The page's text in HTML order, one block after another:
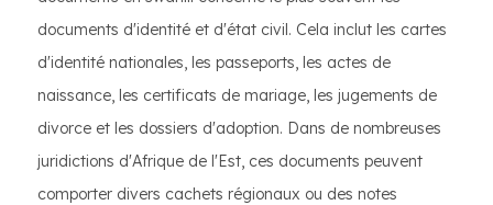
documents d'identité et d'état civil. Cela inclut les cartes
d'identité nationales, les passeports, les actes de
naissance, les certificats de mariage, les jugements de
divorce et les dossiers d'adoption. Dans de nombreuses
juridictions d'Afrique de l'Est, ces documents peuvent
comporter divers cachets régionaux ou des notes